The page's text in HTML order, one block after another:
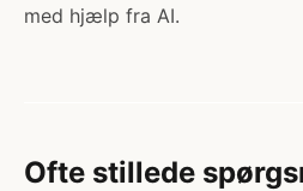
med hjælp fra AI.
Ofte stillede